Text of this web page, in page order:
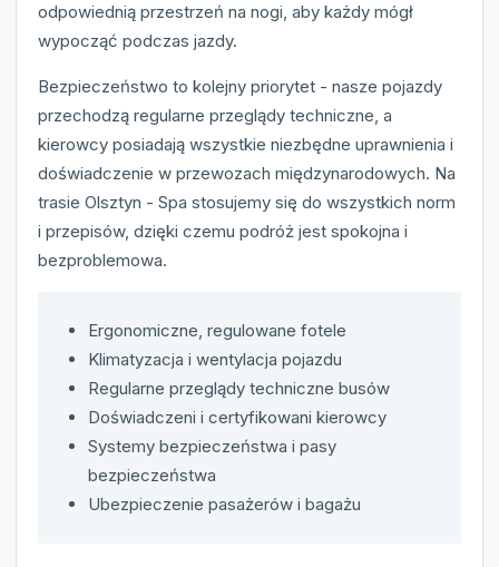
odpowiednią przestrzeń na nogi, aby każdy mógł
wypocząć podczas jazdy.
Bezpieczeństwo to kolejny priorytet - nasze pojazdy
przechodzą regularne przeglądy techniczne, a
kierowcy posiadają wszystkie niezbędne uprawnienia i
doświadczenie w przewozach międzynarodowych. Na
trasie Olsztyn - Spa stosujemy się do wszystkich norm
i przepisów, dzięki czemu podróż jest spokojna i
bezproblemowa.
Ergonomiczne, regulowane fotele
Klimatyzacja i wentylacja pojazdu
Regularne przeglądy techniczne busów
Doświadczeni i certyfikowani kierowcy
Systemy bezpieczeństwa i pasy
bezpieczeństwa
Ubezpieczenie pasażerów i bagażu